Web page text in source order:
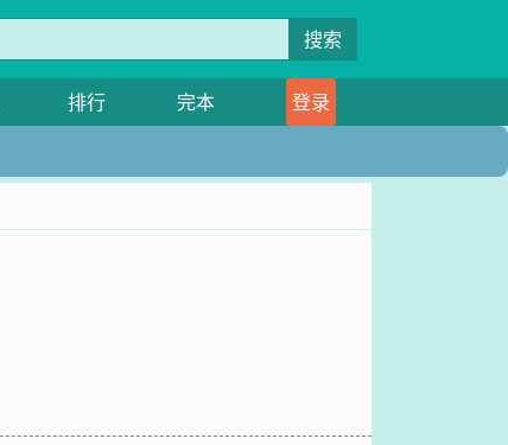
搜索
排行 完本
登录